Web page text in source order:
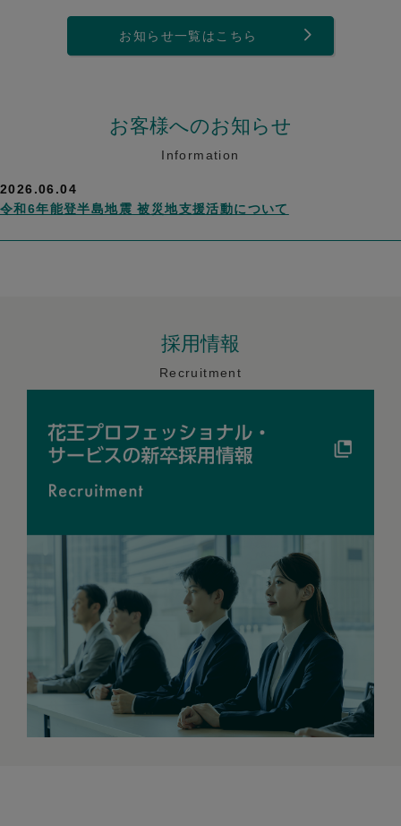
お知らせ一覧はこちら
お客様へのお知らせ
Information
2026.06.04
令和6年能登半島地震 被災地支援活動について
採用情報
Recruitment